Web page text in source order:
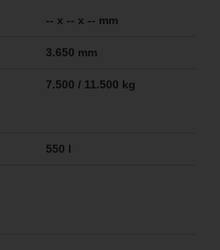
-- x -- x -- mm
3.650 mm
7.500 / 11.500 kg
550 l